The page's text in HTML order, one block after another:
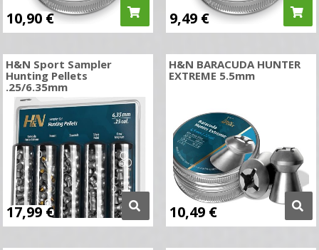
10,90 € 9,49 €
H&N Sport Sampler
Hunting Pellets
.25/6.35mm
17,99 €
H&N BARACUDA HUNTER
EXTREME 5.5mm
10,49 €